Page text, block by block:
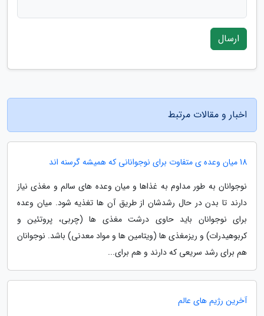
ارسال
اخبار و مقالات مرتبط
18 میان وعده ی متفاوت برای نوجوانانی که همیشه گرسنه اند
نوجوانان به طور مداوم به غذاها و میان وعده های سالم و مغذی نیاز
دارند تا بدن در حال رشدشان از طریق آن ها تغذیه شود. میان وعده
برای نوجوانان باید حاوی درشت مغذی ها (چربی، پروتئین و
کربوهیدرات) و ریزمغذی ها (ویتامین ها و مواد معدنی) باشد. نوجوانان
هم برای رشد سریعی که دارند و هم برای...
آخرین رژیم های عالم